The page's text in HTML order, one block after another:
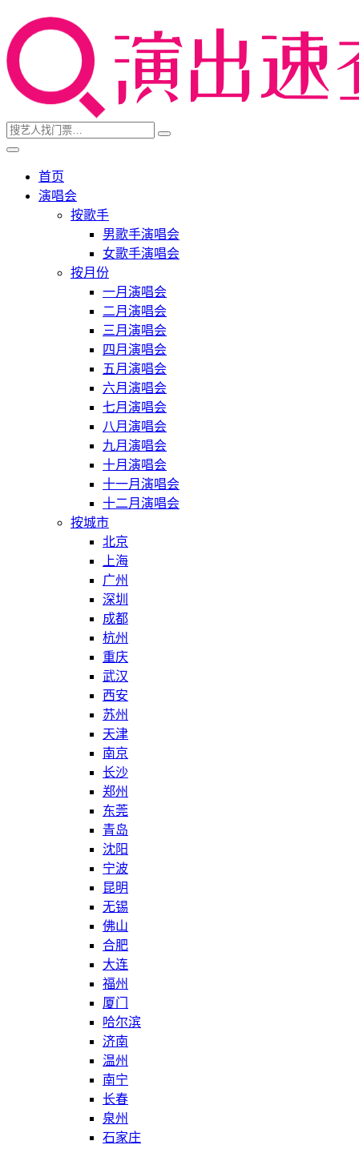
首页
演唱会
按歌手
男歌手演唱会
女歌手演唱会
按月份
一月演唱会
二月演唱会
三月演唱会
四月演唱会
五月演唱会
六月演唱会
七月演唱会
八月演唱会
九月演唱会
十月演唱会
十一月演唱会
十二月演唱会
按城市
北京
上海
广州
深圳
成都
杭州
重庆
武汉
西安
苏州
天津
南京
长沙
郑州
东莞
青岛
沈阳
宁波
昆明
无锡
佛山
合肥
大连
福州
厦门
哈尔滨
济南
温州
南宁
长春
泉州
石家庄